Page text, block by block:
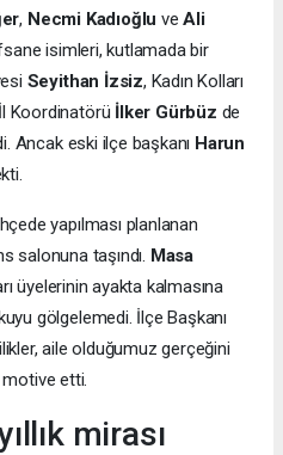
, Necmi Kadıoğlu veAli
isimleri, kutlamada bir
Seyithan İzsiz, Kadın Kolları
Koordinatörü İlker Gürbüz de
Ancak eski ilçe başkanı Harun
yapılması planlanan
salonuna taşındı. Masa
üyelerinin ayakta kalmasına
gölgelemedi. İlçe Başkanı
aile olduğumuz gerçeğini
motive etti.
mirası